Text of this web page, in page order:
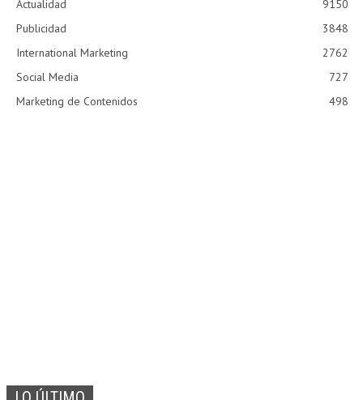
Actualidad
9150
Publicidad
3848
International Marketing
2762
Social Media
727
Marketing de Contenidos
498